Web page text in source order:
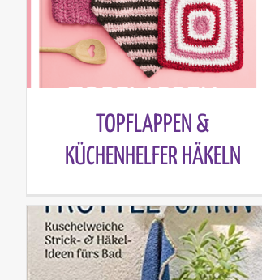
TOPFLAPPEN &
KÜCHENHELFER HÄKELN